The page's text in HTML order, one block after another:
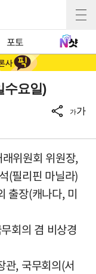
포토
수요일)
가가
위원회 위원장,
(필리핀 마닐라)
출장(캐나다, 미
회의 겸 비상경
, 국무회의(서